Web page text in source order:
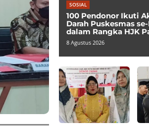
SOSIAL
100 Pendonor Ikuti
Darah Puskesmas
dalam Rangka HJK
8 Agustus 2026